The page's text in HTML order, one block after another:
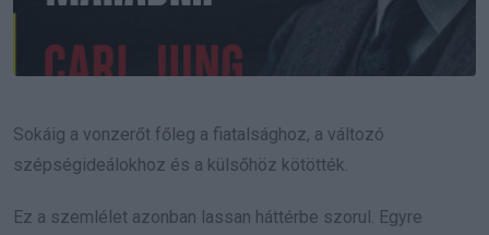
Sokáig a vonzerőt főleg a fiatalsághoz, a változó
szépségideálokhoz és a külsőhöz kötötték.
Ez a szemlélet azonban lassan háttérbe szorul. Egyre